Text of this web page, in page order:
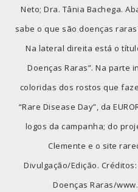
Neto; Dra. Tânia Bachega.
sabe o que são doenças
Na lateral direita está o
Doenças Raras”. Na parte
coloridas dos rostos que
“Rare Disease Day”, da
logos da campanha; do
Clemente e o site
Divulgação/Edição.
Doenças Raras/